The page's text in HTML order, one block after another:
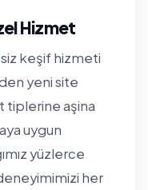
Hizmet
keşif hizmeti
yeni site
tiplerine aşina
uygun
yüzlerce
her